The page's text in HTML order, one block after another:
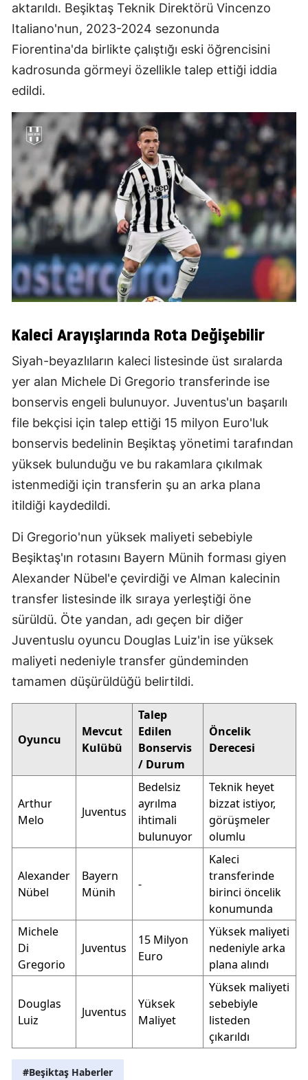
aktarıldı. Beşiktaş Teknik Direktörü Vincenzo
Italiano'nun, 2023-2024 sezonunda
Fiorentina'da birlikte çalıştığı eski öğrencisini
kadrosunda görmeyi özellikle talep ettiği iddia
edildi.
Kaleci Arayışlarında Rota Değişebilir
Siyah-beyazlıların kaleci listesinde üst sıralarda
yer alan Michele Di Gregorio transferinde ise
bonservis engeli bulunuyor. Juventus'un başarılı
file bekçisi için talep ettiği 15 milyon Euro'luk
bonservis bedelinin Beşiktaş yönetimi tarafından
yüksek bulunduğu ve bu rakamlara çıkılmak
istenmediği için transferin şu an arka plana
itildiği kaydedildi.
Di Gregorio'nun yüksek maliyeti sebebiyle
Beşiktaş'ın rotasını Bayern Münih forması giyen
Alexander Nübel'e çevirdiği ve Alman kalecinin
transfer listesinde ilk sıraya yerleştiği öne
sürüldü. Öte yandan, adı geçen bir diğer
Juventuslu oyuncu Douglas Luiz'in ise yüksek
maliyeti nedeniyle transfer gündeminden
tamamen düşürüldüğü belirtildi.
Oyuncu
Mevcut
Kulübü
Talep
Edilen
Bonservis
/ Durum
Öncelik
Derecesi
Arthur
Melo
Juventus
Bedelsiz
ayrılma
ihtimali
bulunuyor
Teknik heyet
bizzat istiyor,
görüşmeler
olumlu
Alexander
Nübel
Bayern
Münih
-
Kaleci
transferinde
birinci öncelik
konumunda
Michele
Di
Gregorio
Juventus
15 Milyon
Euro
Yüksek maliyeti
nedeniyle arka
plana alındı
Douglas
Luiz
Juventus
Yüksek
Maliyet
Yüksek maliyeti
sebebiyle
listeden
çıkarıldı
#Beşiktaş Haberler